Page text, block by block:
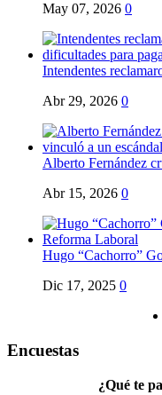
May 07, 2026 0
Intendentes
Abr 29, 2026 0
Alberto Fernández
Abr 15, 2026 0
Hugo “Cachorro”
Dic 17, 2025 0
Encuestas
¿Qué te